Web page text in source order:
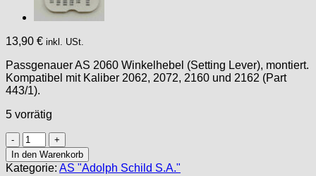
13,90 € inkl. USt.
Passgenauer AS 2060 Winkelhebel (Setting Lever), montiert.
Kompatibel mit Kaliber 2062, 2072, 2160 und 2162 (Part
443/1).
5 vorrätig
AS
2060
PART
In den Warenkorb
Kategorie: AS "Adolph Schild S.A."